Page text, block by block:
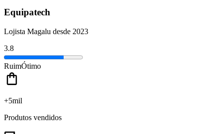
Equipatech
Lojista Magalu desde 2023
3.8
RuimÓtimo
+5mil
Produtos vendidos